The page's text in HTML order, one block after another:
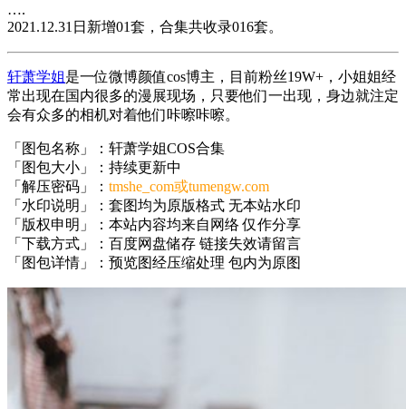
….
2021.12.31日新增01套，合集共收录016套。
轩萧学姐是一位微博颜值cos博主，目前粉丝19W+，小姐姐经
常出现在国内很多的漫展现场，只要他们一出现，身边就注定
会有众多的相机对着他们咔嚓咔嚓。
「图包名称」：轩萧学姐COS合集
「图包大小」：持续更新中
「解压密码」： tmshe_com或tumengw.com
「水印说明」：套图均为原版格式 无本站水印
「版权申明」：本站内容均来自网络 仅作分享
「下载方式」：百度网盘储存 链接失效请留言
「图包详情」：预览图经压缩处理 包内为原图